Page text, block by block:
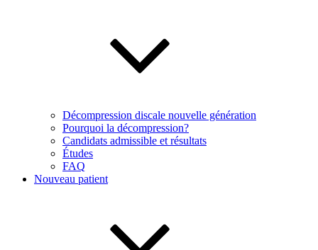
Décompression discale nouvelle génération
Pourquoi la décompression?
Candidats admissible et résultats
Études
FAQ
Nouveau patient